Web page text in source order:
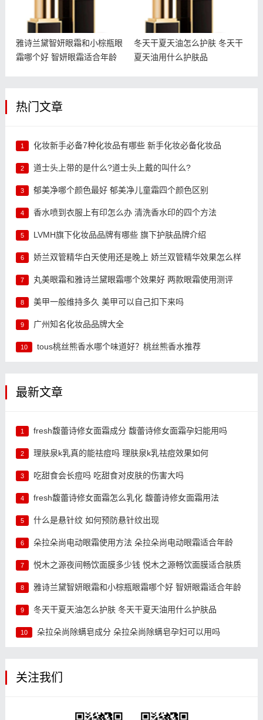
雅诗兰黛智妍眼霜和小棕瓶眼
霜哪个好 智妍眼霜适合年龄
冬天干夏天油怎么护肤 冬天干
夏天油用什么护肤品
热门文章
1 化妆新手必备7种化妆品有哪些 新手化妆必备化妆品
2 道士头上带的是什么?道士头上戴的叫什么?
3 郁美净哪个颜色最好 郁美净儿童霜四个颜色区别
4 香水喷到衣服上有印怎么办 清洗香水印的四个方法
5 LVMH旗下化妆品品牌有哪些 旗下护肤品牌介绍
6 娇兰双管精华白天使用还是晚上 娇兰双管精华效果怎么样
7 丸美眼霜和雅诗兰黛眼霜哪个效果好 两款眼霜使用测评
8 美甲一般维持多久 美甲可以自己扣下来吗
9 广州知名化妆品品牌大全
10 tous桃丝熊香水哪个味道好？桃丝熊香水推荐
最新文章
1 fresh馥蕾诗修女面霜成分 馥蕾诗修女面霜孕妇能用吗
2 理肤泉k乳真的能祛痘吗 理肤泉k乳祛痘效果如何
3 吃甜食会长痘吗 吃甜食对皮肤的伤害大吗
4 fresh馥蕾诗修女面霜怎么乳化 馥蕾诗修女面霜用法
5 什么是悬针纹 如何预防悬针纹出现
6 朵拉朵尚电动眼霜使用方法 朵拉朵尚电动眼霜适合年龄
7 悦木之源夜间畅饮面膜多少钱 悦木之源畅饮面膜适合肤质
8 雅诗兰黛智妍眼霜和小棕瓶眼霜哪个好 智妍眼霜适合年龄
9 冬天干夏天油怎么护肤 冬天干夏天油用什么护肤品
10 朵拉朵尚除螨皂成分 朵拉朵尚除螨皂孕妇可以用吗
关注我们